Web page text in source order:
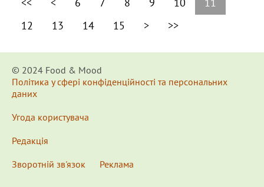
12
13 14 15 > >>
© 2024 Food & Мood
Політика у сфері конфіденційності та персональних
даних
Угода користувача
Редакція
Зворотній зв'язок
Реклама